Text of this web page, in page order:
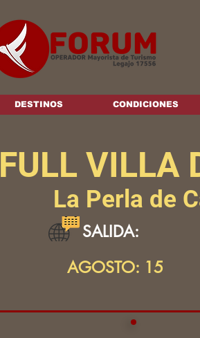
DESTINOS CONDICIONES
FULL VILLA
AGOSTO: 15
SALIDA:
La Perla de